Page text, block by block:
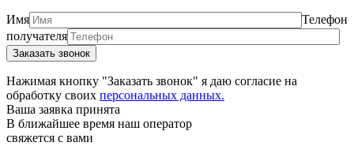
Имя
Телефон
получателя
Нажимая кнопку "Заказать звонок" я даю согласие на
обработку своих персональных данных.
Ваша заявка принята
В ближайшее время наш оператор
свяжется с вами